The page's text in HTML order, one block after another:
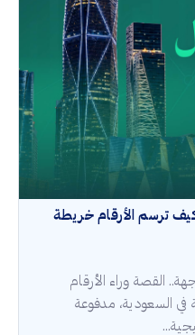
ترسم الأرقام خريطة
القصة وراء الأرقام
في السعودية، مدفوعة